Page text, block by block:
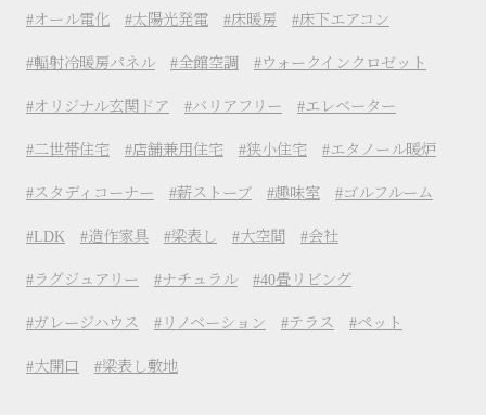
オール電化 太陽光発電 床暖房 床下エアコン
輻射冷暖房パネル 全館空調 ウォークインクロゼット
オリジナル玄関ドア バリアフリー エレベーター
二世帯住宅 店舗兼用住宅 狭小住宅 エタノール暖炉
スタディコーナー 薪ストーブ 趣味室 ゴルフルーム
LDK 造作家具 梁表し 大空間 会社
ラグジュアリー ナチュラル 40畳リビング
ガレージハウス リノベーション テラス ペット
大開口 梁表し敷地